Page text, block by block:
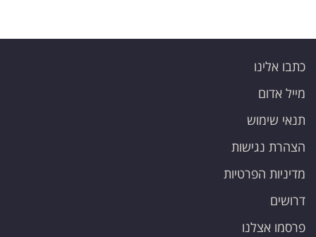
כתבו אלינו
מייל אדום
תנאי שימוש
הצהרת נגישות
מדיניות הפרטיות
דרושים
פרסמו אצלנו